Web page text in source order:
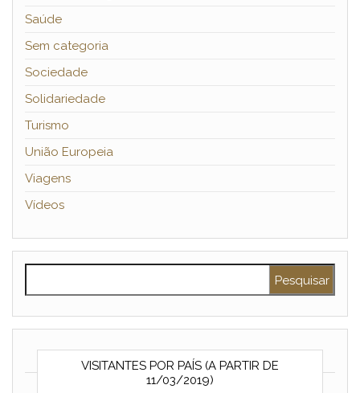
Saúde
Sem categoria
Sociedade
Solidariedade
Turismo
União Europeia
Viagens
Vídeos
VISITANTES POR PAÍS (A PARTIR DE
11/03/2019)